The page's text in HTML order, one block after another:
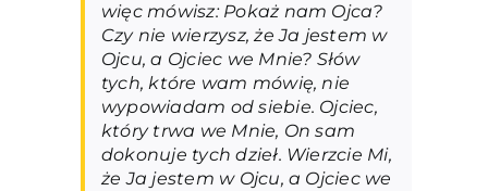
więc mówisz: Pokaż nam Ojca?
Czy nie wierzysz, że Ja jestem w
Ojcu, a Ojciec we Mnie? Słów
tych, które wam mówię, nie
wypowiadam od siebie. Ojciec,
który trwa we Mnie, On sam
dokonuje tych dzieł. Wierzcie Mi,
że Ja jestem w Ojcu, a Ojciec we